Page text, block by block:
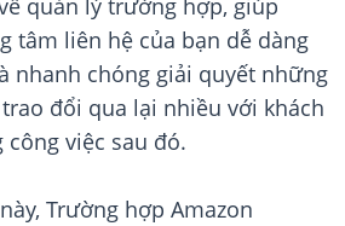
quản lý trường hợp, giúp
tâm liên hệ của bạn dễ dàng
nhanh chóng giải quyết những
đổi qua lại nhiều với khách
công việc sau đó.
Trường hợp Amazon